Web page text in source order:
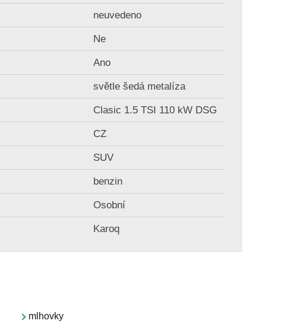
neuvedeno
Ne
Ano
světle šedá metalíza
Clasic 1.5 TSI 110 kW DSG
CZ
SUV
benzin
Osobní
Karoq
mlhovky